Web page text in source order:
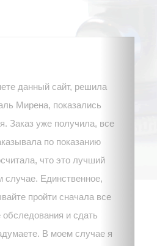
данный сайт, решила
Мирена, показались
Заказ уже получила, все
по показанию
что это лучший
случае. Единственное,
пройти сначала все
и сдать
В моем случае я